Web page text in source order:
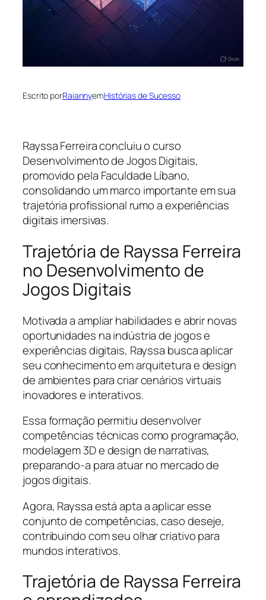
Escrito porRaiannyemHistórias de Sucesso
Rayssa Ferreira concluiu o curso
Desenvolvimento de Jogos Digitais,
promovido pela Faculdade Líbano,
consolidando um marco importante em sua
trajetória profissional rumo a experiências
digitais imersivas.
Trajetória de Rayssa Ferreira
no Desenvolvimento de
Jogos Digitais
Motivada a ampliar habilidades e abrir novas
oportunidades na indústria de jogos e
experiências digitais, Rayssa busca aplicar
seu conhecimento em arquitetura e design
de ambientes para criar cenários virtuais
inovadores e interativos.
Essa formação permitiu desenvolver
competências técnicas como programação,
modelagem 3D e design de narrativas,
preparando-a para atuar no mercado de
jogos digitais.
Agora, Rayssa está apta a aplicar esse
conjunto de competências, caso deseje,
contribuindo com seu olhar criativo para
mundos interativos.
Trajetória de Rayssa Ferreira